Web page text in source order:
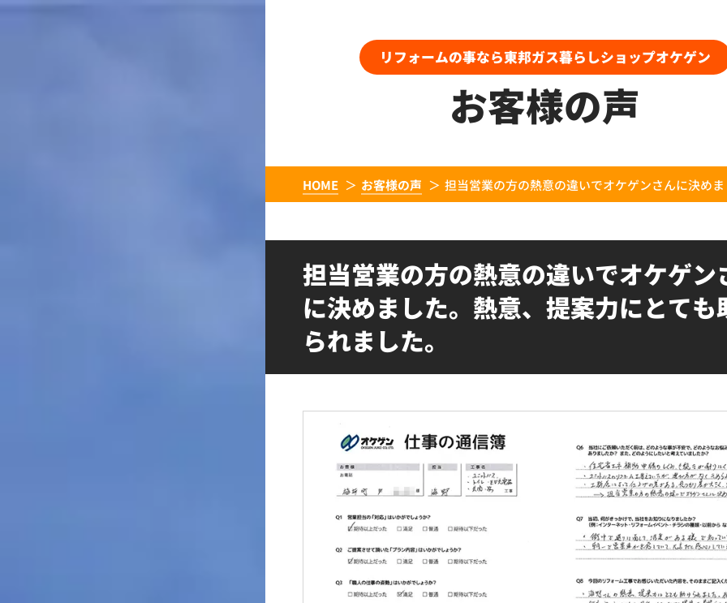
リフォームの事なら東邦ガス暮らしショップオケゲン
お客様の声
HOME お客様の声 担当営業の方の熱意の違いでオケゲンさんに決め
担当営業の方の熱意の違いでオケゲン
に決めました。熱意、提案力にとても
られました。